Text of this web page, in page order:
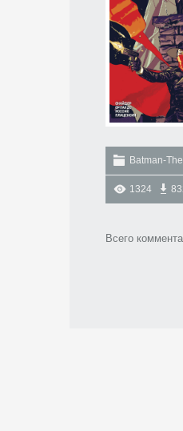
Batman-
1324
Всего